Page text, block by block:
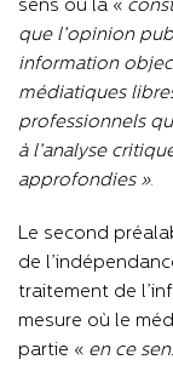
sens où la «
que l’opinion
information
médiatiques
professionnels
à l’analyse
approfondies ».
Le second
de
traitement de
mesure où le
partie « en ce